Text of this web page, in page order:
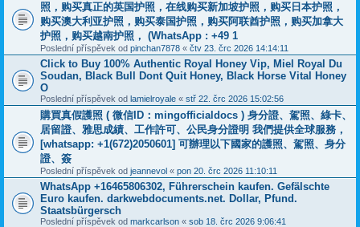
照，购买真正的英国护照，在线购买新加坡护照，购买日本护照，
购买澳大利亚护照，购买泰国护照，购买阿联酋护照，购买加拿大
护照，购买越南护照， (WhatsApp : +49 1
Poslední příspěvek od pinchan7878 « čtv 23. črc 2026 14:14:11
Click to Buy 100% Authentic Royal Honey Vip, Miel Royal Du
Soudan, Black Bull Dont Quit Honey, Black Horse Vital Honey
O
Poslední příspěvek od lamielroyale « stř 22. črc 2026 15:02:56
購買真假護照 ( 微信ID：mingofficialdocs ) 身分證、駕照、綠卡、
居留證、雅思成績、工作許可、公民身分證明 我們提供全球服務，
[whatsapp: +1(672)2050601] 可辦理以下國家的護照、駕照、身分
證、簽
Poslední příspěvek od jeannevol « pon 20. črc 2026 11:10:11
WhatsApp +16465806302, Führerschein kaufen. Gefälschte
Euro kaufen. darkwebdocuments.net. Dollar, Pfund.
Staatsbürgersch
Poslední příspěvek od markcarlson « sob 18. črc 2026 9:06:41